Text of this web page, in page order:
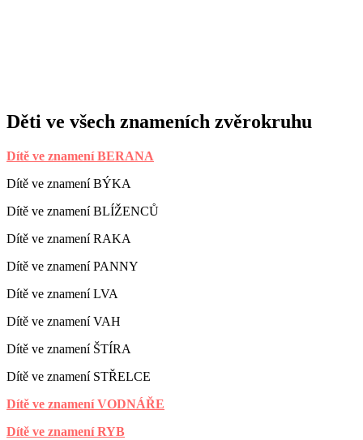
Děti ve všech znameních zvěrokruhu
Dítě ve znamení BERANA
Dítě ve znamení BÝKA
Dítě ve znamení BLÍŽENCŮ
Dítě ve znamení RAKA
Dítě ve znamení PANNY
Dítě ve znamení LVA
Dítě ve znamení VAH
Dítě ve znamení ŠTÍRA
Dítě ve znamení STŘELCE
Dítě ve znamení VODNÁŘE
Dítě ve znamení RYB